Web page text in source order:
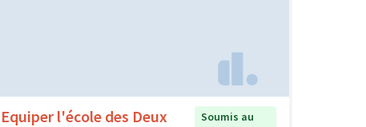
Equiper l'école des Deux
Soumis au